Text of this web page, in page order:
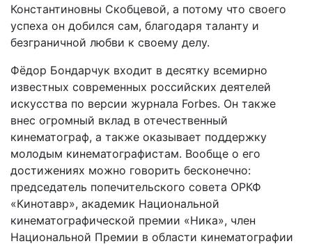
Константиновны Скобцевой, а потому что своего
успеха он добился сам, благодаря таланту и
безграничной любви к своему делу.
Фёдор Бондарчук входит в десятку всемирно
известных современных российских деятелей
искусства по версии журнала Forbes. Он также
внес огромный вклад в отечественный
кинематограф, а также оказывает поддержку
молодым кинематографистам. Вообще о его
достижениях можно говорить бесконечно:
председатель попечительского совета ОРКФ
«Кинотавр», академик Национальной
кинематографической премии «Ника», член
Национальной Премии в области кинематографии